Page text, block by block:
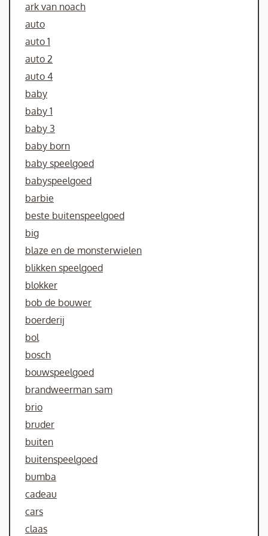
ark van noach
auto
auto 1
auto 2
auto 4
baby
baby 1
baby 3
baby born
baby speelgoed
babyspeelgoed
barbie
beste buitenspeelgoed
big
blaze en de monsterwielen
blikken speelgoed
blokker
bob de bouwer
boerderij
bol
bosch
bouwspeelgoed
brandweerman sam
brio
bruder
buiten
buitenspeelgoed
bumba
cadeau
cars
claas